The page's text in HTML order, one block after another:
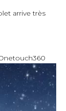
arrive très